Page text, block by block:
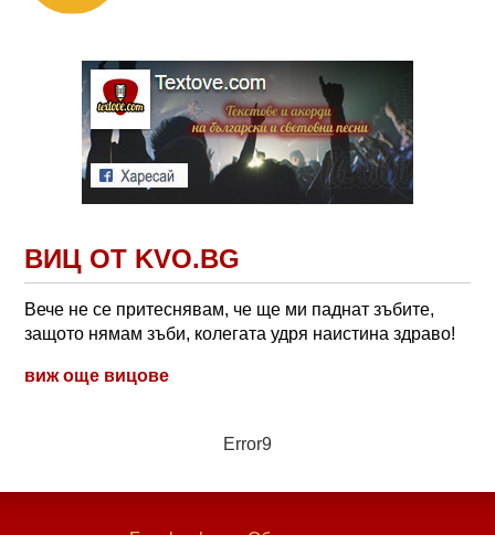
ВИЦ ОТ KVO.BG
Вече не се притеснявам, че ще ми паднат зъбите,
защото нямам зъби, колегата удря наистина здраво!
виж още вицове
Error9